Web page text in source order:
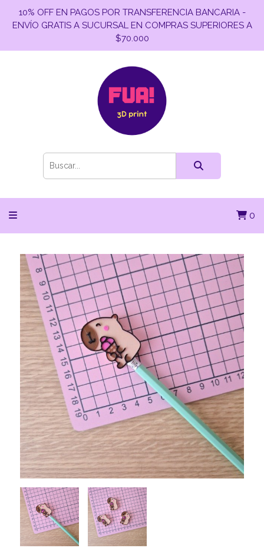
10% OFF EN PAGOS POR TRANSFERENCIA BANCARIA -
ENVÍO GRATIS A SUCURSAL EN COMPRAS SUPERIORES A
$70.000
0